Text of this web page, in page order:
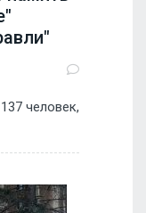
человек,